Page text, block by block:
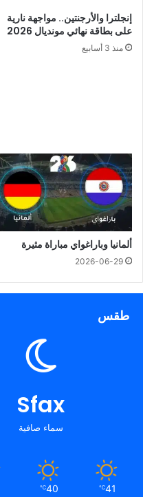
إنجلترا والأرجنتين.. مواجهة نارية
على بطاقة نهائي مونديال 2026
منذ 3 أسابيع
ألمانيا وباراغواي مباراة مثيرة
2026-06-29
طقس
Sfax
سماء صافية
41
℃
40
℃